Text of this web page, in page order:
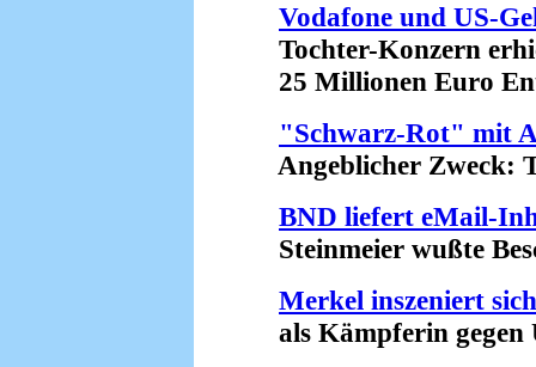
Vodafone und US-
Tochter-Konzern
25 Millionen Euro
"Schwarz-Rot" mit
Angeblicher Zweck:
BND liefert eMail-
Steinmeier wußte
Merkel inszeniert sich
als Kämpferin gegen